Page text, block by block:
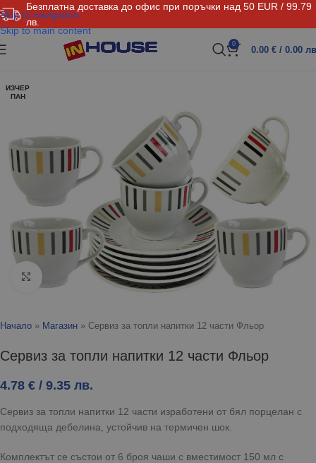
Безплатна доставка до офис при поръчки над 50 EUR / 99.79
лв.
Skip to navigation
Skip to main content
0
0.00 € / 0.00
ИЗЧЕР
ПАН
Click to enlarge
Начало » Магазин » Сервиз за топли напитки 12 части Фльор
Сервиз за топли напитки 12 части Фльор
4.78 € / 9.35 лв.
Сервиз за топли напитки 12 части изработени от бял порцелан с
подходяща дебелина, устойчив на термичен шок.
Комплектът се състои от 6 броя чаши с вместимост 150 мл с